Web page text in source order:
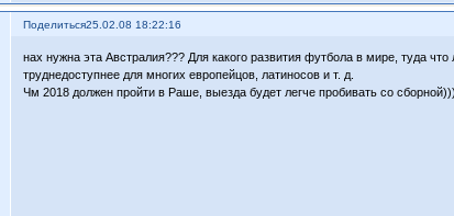
Поделиться25.02.08 18:22:16
нах нужна эта Австралия??? Для какого развития футбола в мире, туда
труднедоступнее для многих европейцов, латиносов и т. д.
Чм 2018 должен пройти в Раше, выезда будет легче пробивать со сборной)))